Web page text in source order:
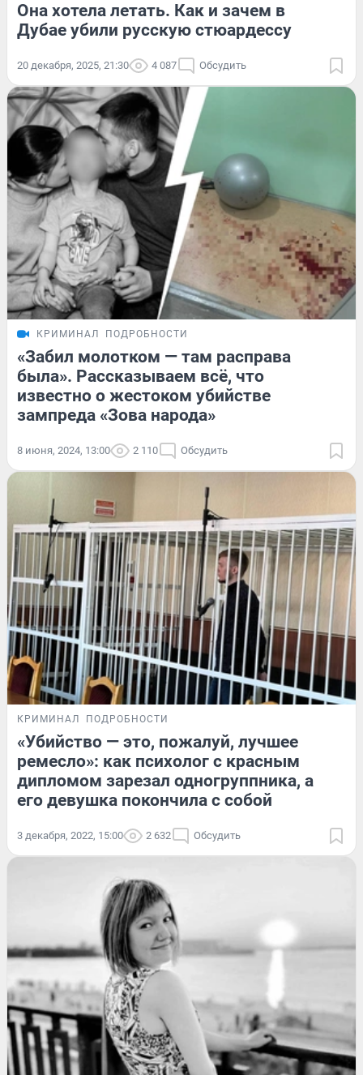
Она хотела летать. Как и зачем в
Дубае убили русскую стюардессу
20 декабря, 2025, 21:30 4 087 Обсудить
КРИМИНАЛ ПОДРОБНОСТИ
«Забил молотком — там расправа
была». Рассказываем всё, что
известно о жестоком убийстве
зампреда «Зова народа»
8 июня, 2024, 13:00 2 110 Обсудить
КРИМИНАЛ ПОДРОБНОСТИ
«Убийство — это, пожалуй, лучшее
ремесло»: как психолог с красным
дипломом зарезал одногруппника, а
его девушка покончила с собой
3 декабря, 2022, 15:00 2 632 Обсудить